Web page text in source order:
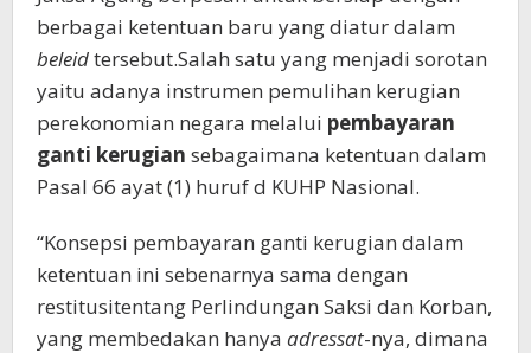
berbagai ketentuan baru yang diatur dalam
beleidtersebut.Salah satu yang menjadi sorotan
yaitu adanya instrumen pemulihan kerugian
perekonomian negara melalui pembayaran
ganti kerugian sebagaimana ketentuan dalam
Pasal 66 ayat (1) huruf d KUHP Nasional.
“Konsepsi pembayaran ganti kerugian dalam
ketentuan ini sebenarnya sama dengan
restitusitentang Perlindungan Saksi dan Korban,
yang membedakan hanya adressat-nya, dimana